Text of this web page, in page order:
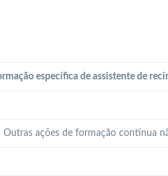
específica de assistente de
Outras ações de formação contínua